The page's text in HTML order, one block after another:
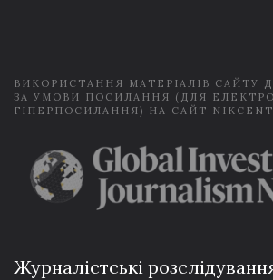
ВИКОРИСТАННЯ МАТЕРІАЛІВ САЙТУ
ЗА УМОВИ ПОСИЛАННЯ (ДЛЯ
ГІПЕРПОСИЛАННЯ) НА САЙТ
Журналістські